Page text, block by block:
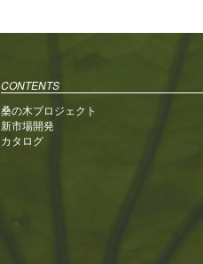
CONTENTS
桑の木プロジェクト
新市場開発
カタログ